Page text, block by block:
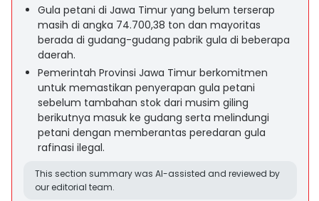
Gula petani di Jawa Timur yang belum terserap
masih di angka 74.700,38 ton dan mayoritas
berada di gudang-gudang pabrik gula di beberapa
daerah.
Pemerintah Provinsi Jawa Timur berkomitmen
untuk memastikan penyerapan gula petani
sebelum tambahan stok dari musim giling
berikutnya masuk ke gudang serta melindungi
petani dengan memberantas peredaran gula
rafinasi ilegal.
This section summary was AI-assisted and reviewed by
our editorial team.